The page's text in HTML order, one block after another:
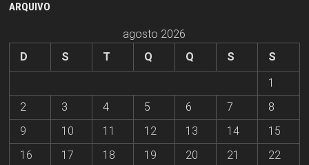
ARQUIVO
agosto 2026
D
S T Q Q S
S
1
2
3 4 5 6 7
8
9
10 11 12 13 14
15
16
17 18 19 20 21
22